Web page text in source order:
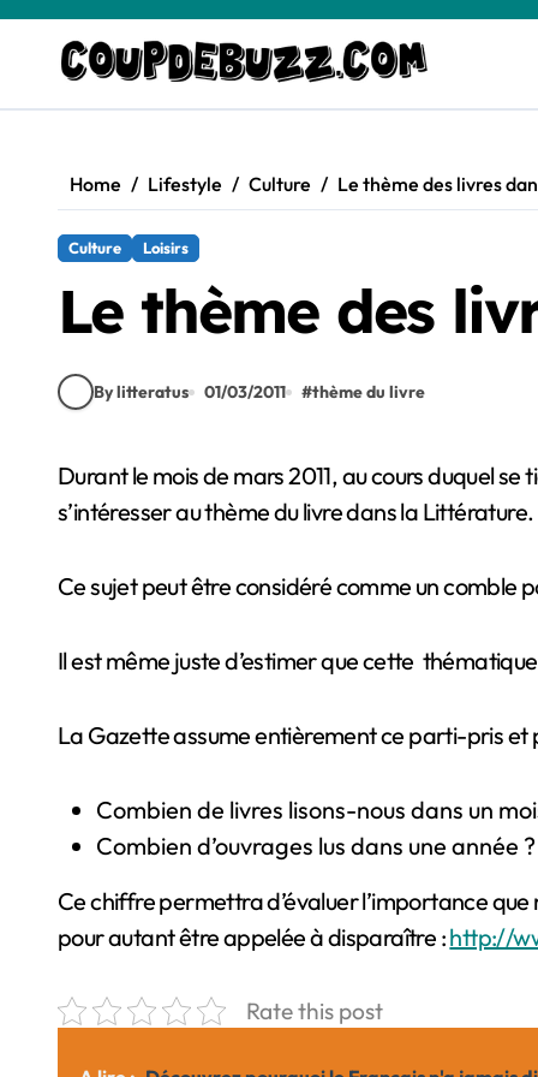
content
Home Lifestyle Culture Le thème des livres
Culture Loisirs
Le thème des
By litteratus 01/03/2011 #thème du livre
Durant le mois de mars 2011, au cours duquel se tient le salon du livre à Paris, évènement incontournable de la saison, la Gazette Littéraire entreprend de
s’intéresser au thème du livre dans la Littérature.
Ce sujet peut être considéré comme un comble
Il est même juste d’estimer que cette
La Gazette assume entièrement ce parti-pris
Combien de livres lisons-nous dans un
Combien d’ouvrages lus dans une année ?
Ce chiffre permettra d’évaluer l’importance
pour autant être appelée à disparaître :http://
Rate this post